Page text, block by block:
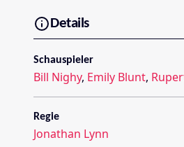
Details
Schauspieler
Bill Nighy, Emily Blunt,
Regie
Jonathan Lynn